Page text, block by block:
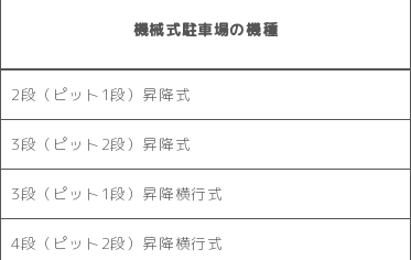
機械式駐車場の機種
2段（ピット1段）昇降式
3段（ピット2段）昇降式
3段（ピット1段）昇降横行式
4段（ピット2段）昇降横行式